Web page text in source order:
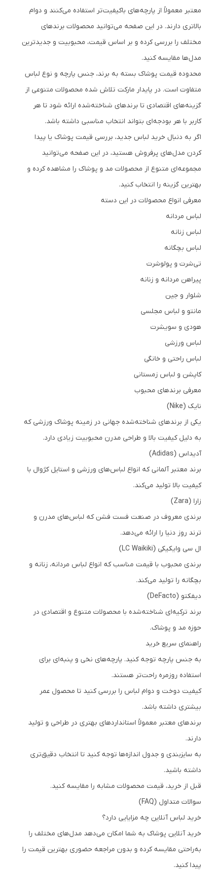
معتبر معمولاً از پارچه‌های باکیفیت‌تر استفاده می‌کنند و دوام
بالاتری دارند. در این صفحه می‌توانید محصولات برندهای
مختلف را بررسی کرده و بر اساس قیمت، محبوبیت و جدیدترین
مدل‌ها مقایسه کنید.
محدوده قیمت پوشاک بسته به برند، جنس پارچه و نوع لباس
متفاوت است. در پایدار مارکت تلاش شده محصولات متنوعی از
گزینه‌های اقتصادی تا برندهای شناخته‌شده ارائه شود تا هر
کاربر با هر بودجه‌ای بتواند انتخاب مناسبی داشته باشد.
اگر به دنبال خرید لباس جدید، بررسی قیمت پوشاک یا پیدا
کردن مدل‌های پرفروش هستید، در این صفحه می‌توانید
مجموعه‌ای متنوع از محصولات مد و پوشاک را مشاهده کرده و
بهترین گزینه را انتخاب کنید.
معرفی انواع محصولات در این دسته
لباس مردانه
لباس زنانه
لباس بچگانه
تی‌شرت و پولوشرت
پیراهن مردانه و زنانه
شلوار و جین
مانتو و لباس مجلسی
هودی و سویشرت
لباس ورزشی
لباس راحتی و خانگی
کاپشن و لباس زمستانی
معرفی برندهای محبوب
نایک (Nike)
یکی از برندهای شناخته‌شده جهانی در زمینه پوشاک ورزشی که
به دلیل کیفیت بالا و طراحی مدرن محبوبیت زیادی دارد.
آدیداس (Adidas)
برند معتبر آلمانی که انواع لباس‌های ورزشی و استایل کژوال با
کیفیت بالا تولید می‌کند.
زارا (Zara)
برندی معروف در صنعت فست فشن که لباس‌های مدرن و
ترند روز دنیا را ارائه می‌دهد.
ال سی وایکیکی (LC Waikiki)
برندی محبوب با قیمت مناسب که انواع لباس مردانه، زنانه و
بچگانه را تولید می‌کند.
دیفکتو (DeFacto)
برند ترکیه‌ای شناخته‌شده با محصولات متنوع و اقتصادی در
حوزه مد و پوشاک.
راهنمای سریع خرید
به جنس پارچه توجه کنید. پارچه‌های نخی و پنبه‌ای برای
استفاده روزمره راحت‌تر هستند.
کیفیت دوخت و دوام لباس را بررسی کنید تا محصول عمر
بیشتری داشته باشد.
برندهای معتبر معمولاً استانداردهای بهتری در طراحی و تولید
دارند.
به سایزبندی و جدول اندازه‌ها توجه کنید تا انتخاب دقیق‌تری
داشته باشید.
قبل از خرید، قیمت محصولات مشابه را مقایسه کنید.
سوالات متداول (FAQ)
خرید لباس آنلاین چه مزایایی دارد؟
خرید آنلاین پوشاک به شما امکان می‌دهد مدل‌های مختلف را
به‌راحتی مقایسه کرده و بدون مراجعه حضوری بهترین قیمت را
پیدا کنید.